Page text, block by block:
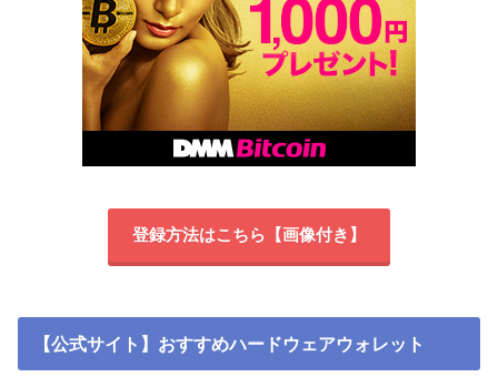
登録方法はこちら【画像付き】
【公式サイト】おすすめハードウェアウォレット